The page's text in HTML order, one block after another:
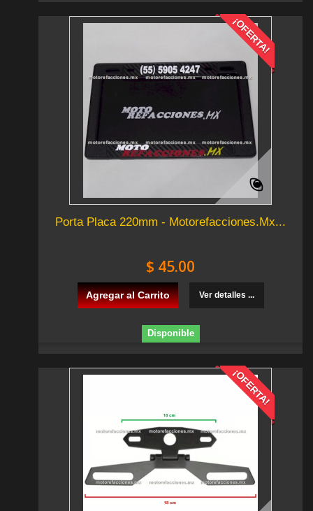
¡OFERTA!
Porta Placa 220mm - Motorefacciones.Mx...
$ 45.00
Agregar al Carrito Ver detalles ...
Disponible
¡OFERTA!